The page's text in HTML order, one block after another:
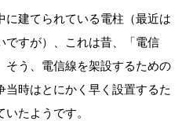
に建てられている電柱（最近は
ですが）、これは昔、「電信
そう、電信線を架設するための
時はとにかく早く設置するた
たようです。